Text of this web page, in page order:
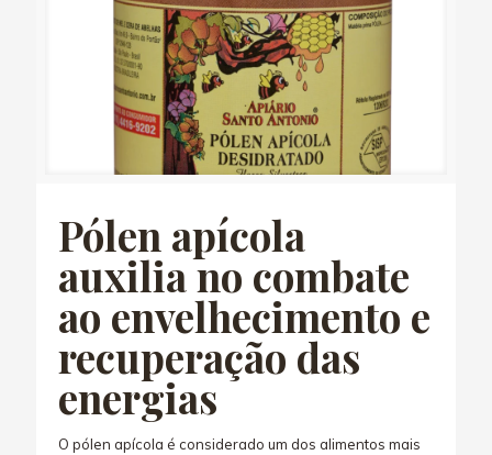
Pólen apícola
auxilia no combate
ao envelhecimento e
recuperação das
energias
O pólen apícola é considerado um dos alimentos mais